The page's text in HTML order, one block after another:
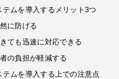
ムを導入するメリット3つ
に防げる
ても迅速に対応できる
の負担が軽減する
ムを導入する上での注意点